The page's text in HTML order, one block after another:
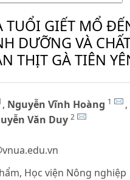
TUỔI GIẾT MỔ
DƯỠNG VÀ
THỊT GÀ TIÊN
, Nguyễn Vĩnh Hoàng 1
,
Văn Duy 2
Học viện Nông nghiệp